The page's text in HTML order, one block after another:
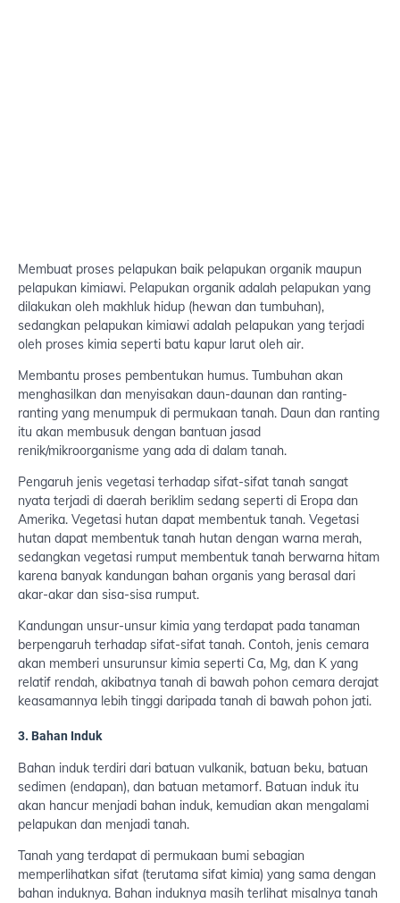
Membuat proses pelapukan baik pelapukan organik maupun
pelapukan kimiawi. Pelapukan organik adalah pelapukan yang
dilakukan oleh makhluk hidup (hewan dan tumbuhan),
sedangkan pelapukan kimiawi adalah pelapukan yang terjadi
oleh proses kimia seperti batu kapur larut oleh air.
Membantu proses pembentukan humus. Tumbuhan akan
menghasilkan dan menyisakan daun-daunan dan ranting-
ranting yang menumpuk di permukaan tanah. Daun dan ranting
itu akan membusuk dengan bantuan jasad
renik/mikroorganisme yang ada di dalam tanah.
Pengaruh jenis vegetasi terhadap sifat-sifat tanah sangat
nyata terjadi di daerah beriklim sedang seperti di Eropa dan
Amerika. Vegetasi hutan dapat membentuk tanah. Vegetasi
hutan dapat membentuk tanah hutan dengan warna merah,
sedangkan vegetasi rumput membentuk tanah berwarna hitam
karena banyak kandungan bahan organis yang berasal dari
akar-akar dan sisa-sisa rumput.
Kandungan unsur-unsur kimia yang terdapat pada tanaman
berpengaruh terhadap sifat-sifat tanah. Contoh, jenis cemara
akan memberi unsurunsur kimia seperti Ca, Mg, dan K yang
relatif rendah, akibatnya tanah di bawah pohon cemara derajat
keasamannya lebih tinggi daripada tanah di bawah pohon jati.
3. Bahan Induk
Bahan induk terdiri dari batuan vulkanik, batuan beku, batuan
sedimen (endapan), dan batuan metamorf. Batuan induk itu
akan hancur menjadi bahan induk, kemudian akan mengalami
pelapukan dan menjadi tanah.
Tanah yang terdapat di permukaan bumi sebagian
memperlihatkan sifat (terutama sifat kimia) yang sama dengan
bahan induknya. Bahan induknya masih terlihat misalnya tanah